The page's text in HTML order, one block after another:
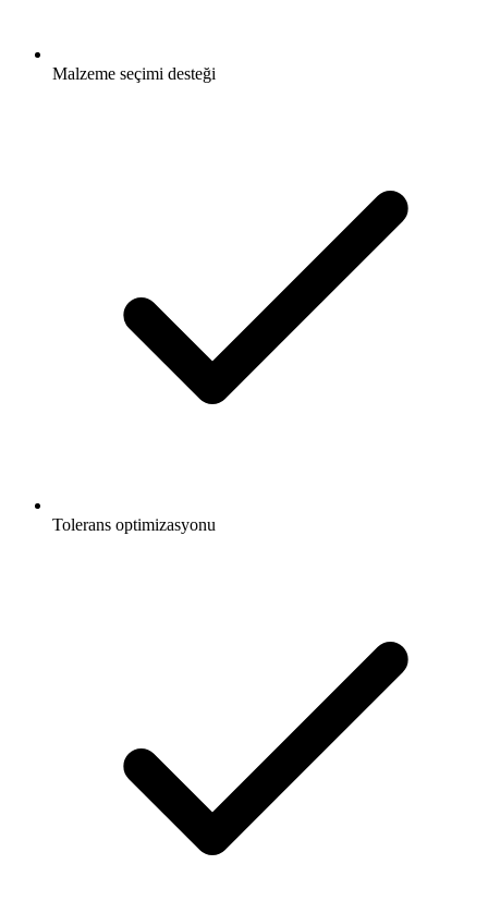
Malzeme seçimi desteği
Tolerans optimizasyonu